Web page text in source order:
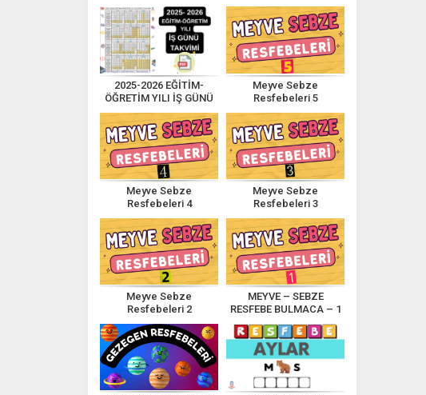
2025-2026 EĞİTİM-
ÖĞRETİM YILI İŞ GÜNÜ
TAKVİMİ
Meyve Sebze
Resfebeleri 5
Meyve Sebze
Resfebeleri 4
Meyve Sebze
Resfebeleri 3
Meyve Sebze
Resfebeleri 2
MEYVE – SEBZE
RESFEBE BULMACA – 1